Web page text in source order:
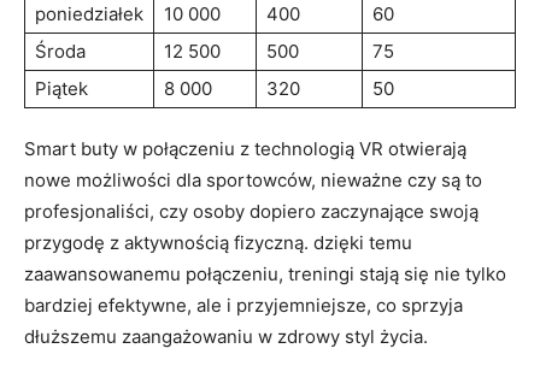
poniedziałek
10 000 400
60
Środa
12 500 500
75
Piątek
8 000 320 50
Smart buty w połączeniu z technologią VR otwierają
nowe możliwości dla sportowców, nieważne czy są to
profesjonaliści, czy osoby dopiero zaczynające swoją
przygodę z aktywnością fizyczną. dzięki temu
zaawansowanemu połączeniu, treningi stają się nie tylko
bardziej efektywne, ale i przyjemniejsze, co sprzyja
dłuższemu zaangażowaniu w zdrowy styl życia.